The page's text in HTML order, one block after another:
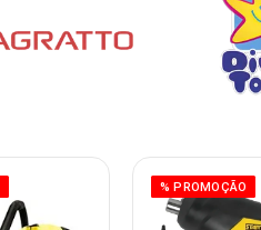
% PROMOÇÃO